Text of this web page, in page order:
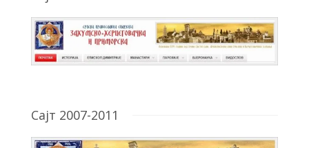
Сајт 2007-2011